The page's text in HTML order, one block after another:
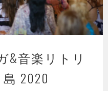
&音楽リトリ
2020